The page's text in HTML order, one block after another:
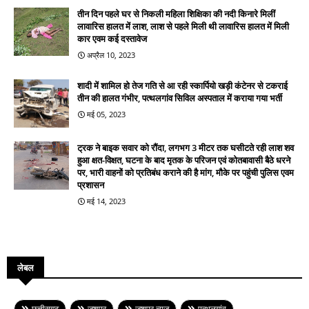
तीन दिन पहले घर से निकली महिला शिक्षिका की नदी किनारे मिलीं
लावारिस हालत में लाश, लाश से पहले मिली थी लावारिस हालत में मिली
कार एवम कई दस्तावेज
अप्रैल 10, 2023
शादी में शामिल हो तेज गति से आ रही स्कार्पियो खड़ी कंटेनर से टकराई
तीन की हालत गंभीर, पत्थलगांव सिविल अस्पताल में कराया गया भर्ती
मई 05, 2023
ट्रक ने बाइक सवार को रौंदा, लगभग 3 मीटर तक घसीटते रही लाश शव
हुआ क्षत-विक्षत, घटना के बाद मृतक के परिजन एवं कोतबावासी बैठे धरने
पर, भारी वाहनों को प्रतिबंध कराने की है मांग, मौके पर पहुंची पुलिस एवम
प्रशासन
मई 14, 2023
लेबल